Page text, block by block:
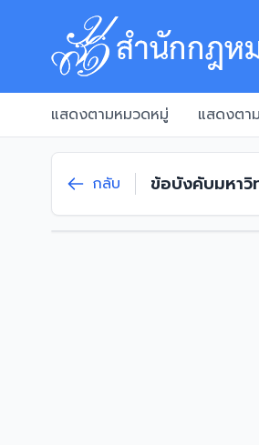
แสดงตามหมวดหมู่ แสดงตา
กลับ ข้อบังคับมหา